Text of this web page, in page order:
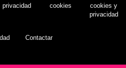
privacidad
cookies
cookies y
privacidad
Contactar